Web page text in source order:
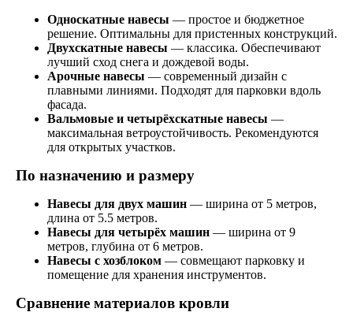
Односкатные навесы — простое и бюджетное
решение. Оптимальны для пристенных конструкций.
Двухскатные навесы — классика. Обеспечивают
лучший сход снега и дождевой воды.
Арочные навесы — современный дизайн с
плавными линиями. Подходят для парковки вдоль
фасада.
Вальмовые и четырёхскатные навесы —
максимальная ветроустойчивость. Рекомендуются
для открытых участков.
По назначению и размеру
Навесы для двух машин — ширина от 5 метров,
длина от 5.5 метров.
Навесы для четырёх машин — ширина от 9
метров, глубина от 6 метров.
Навесы с хозблоком — совмещают парковку и
помещение для хранения инструментов.
Сравнение материалов кровли